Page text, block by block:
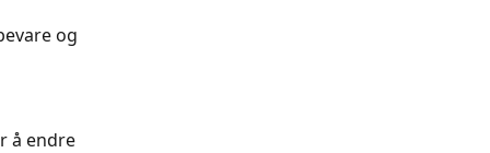
og
å endre